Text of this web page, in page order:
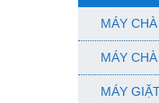
MÁY CHÀ
MÁY
MÁY